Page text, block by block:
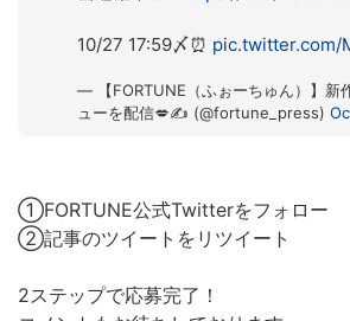
10/27 17:59〆⏰ pic.twitter.com/
— 【FORTUNE（ふぉーちゅん）】新
ューを配信💋✍ (@fortune_press)
①FORTUNE公式Twitterをフォロー
②記事のツイートをリツイート
2ステップで応募完了！